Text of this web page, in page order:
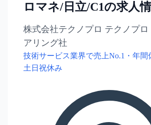
ロマネ/日立/C1の求人
株式会社テクノプロ テクノプロ
アリング社
技術サービス業界で売上No.1・年間
土日祝休み